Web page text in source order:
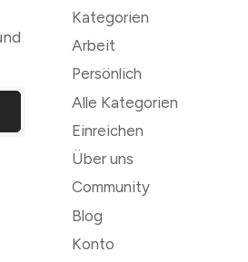
Kategorien
Arbeit
Persönlich
Alle Kategorien
Einreichen
Über uns
Community
Blog
Konto